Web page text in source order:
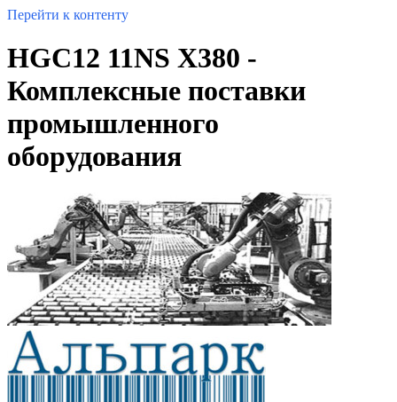
Перейти к контенту
HGC12 11NS X380 -
Комплексные поставки
промышленного
оборудования